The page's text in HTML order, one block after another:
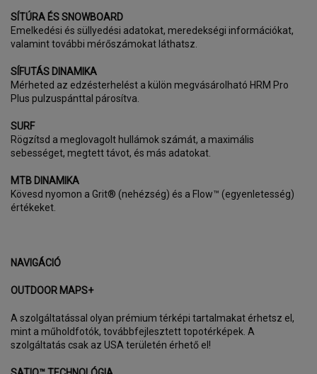
SÍTÚRA ÉS SNOWBOARD
Emelkedési és süllyedési adatokat, meredekségi információkat,
valamint további mérőszámokat láthatsz.
SÍFUTÁS DINAMIKA
Mérheted az edzésterhelést a külön megvásárolható HRM Pro
Plus pulzuspánttal párosítva.
SURF
Rögzítsd a meglovagolt hullámok számát, a maximális
sebességet, megtett távot, és más adatokat.
MTB DINAMIKA
Kövesd nyomon a Grit® (nehézség) és a Flow™ (egyenletesség)
értékeket.
NAVIGÁCIÓ
OUTDOOR MAPS+
A szolgáltatással olyan prémium térképi tartalmakat érhetsz el,
mint a műholdfotók, továbbfejlesztett topotérképek. A
szolgáltatás csak az USA területén érhető el!